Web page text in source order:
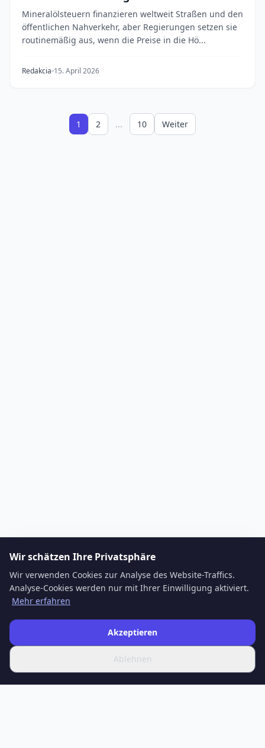
Mineralölsteuern finanzieren weltweit Straßen und den
öffentlichen Nahverkehr, aber Regierungen setzen sie
routinemäßig aus, wenn die Preise in die Hö...
Redakcia 15. April 2026
1 2 ... 10 Weiter
Wir schätzen Ihre Privatsphäre
Wir verwenden Cookies zur Analyse des Website-Traffics.
Analyse-Cookies werden nur mit Ihrer Einwilligung aktiviert.
Mehr erfahren
Ablehnen
Akzeptieren